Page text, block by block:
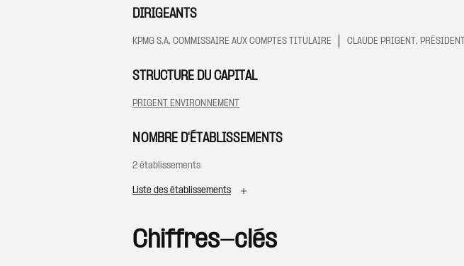
DIRIGEANTS
KPMG S.A, COMMISSAIRE AUX COMPTES TITULAIRE CLAUDE PRIGENT, PRÉSIDENT
STRUCTURE DU CAPITAL
PRIGENT ENVIRONNEMENT
NOMBRE D'ÉTABLISSEMENTS
2 établissements
Liste des établissements
Chiffres-clés